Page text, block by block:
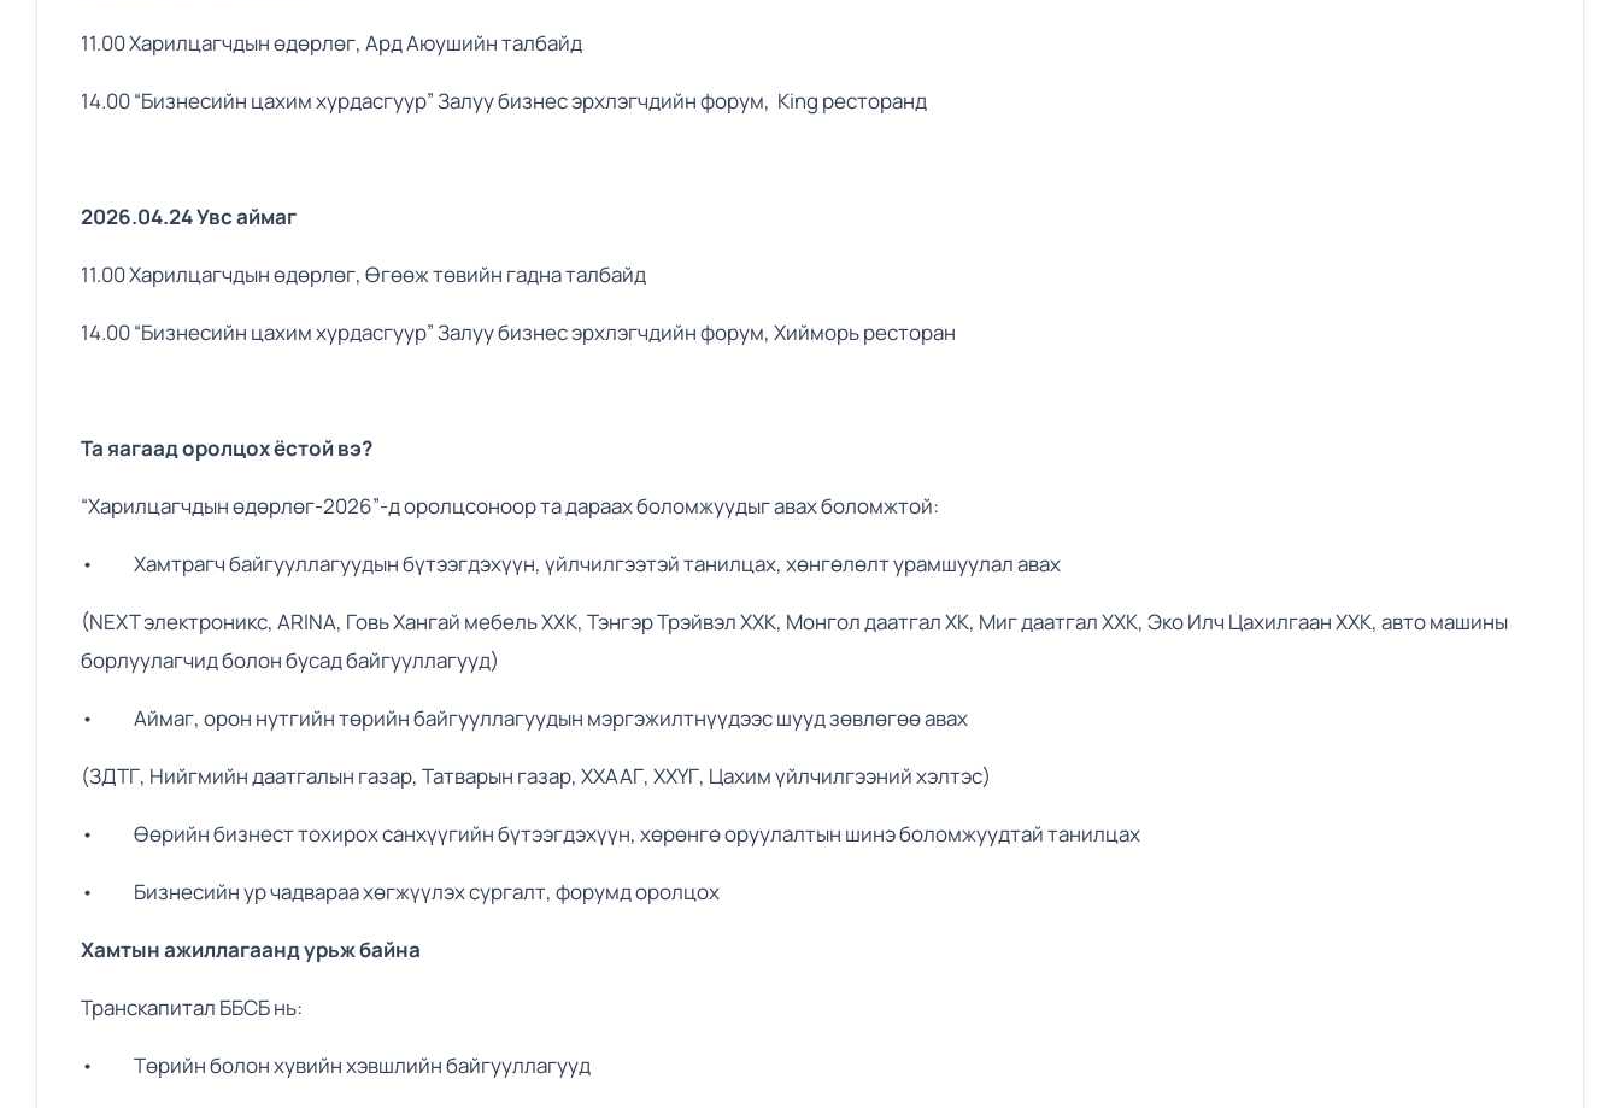
11.00 Харилцагчдын өдөрлөг, Ард Аюушийн талбайд
14.00 “Бизнесийн цахим хурдасгуур” Залуу бизнес эрхлэгчдийн форум, King ресторанд
2026.04.24 Увс аймаг
11.00 Харилцагчдын өдөрлөг, Өгөөж төвийн гадна талбайд
14.00 “Бизнесийн цахим хурдасгуур” Залуу бизнес эрхлэгчдийн форум, Хийморь ресторан
Та яагаад оролцох ёстой вэ?
“Харилцагчдын өдөрлөг-2026”-д оролцсоноор та дараах боломжуудыг авах боломжтой:
• Хамтрагч байгууллагуудын бүтээгдэхүүн, үйлчилгээтэй танилцах, хөнгөлөлт урамшуулал авах
(NEXT электроникс, ARINA, Говь Хангай мебель ХХК, Тэнгэр Трэйвэл ХХК, Монгол даатгал ХК, Миг даатгал ХХК, Эко Илч Цахилгаан ХХК, авто машины
борлуулагчид болон бусад байгууллагууд)
• Аймаг, орон нутгийн төрийн байгууллагуудын мэргэжилтнүүдээс шууд зөвлөгөө авах
(ЗДТГ, Нийгмийн даатгалын газар, Татварын газар, ХХААГ, ХХҮГ, Цахим үйлчилгээний хэлтэс)
• Өөрийн бизнест тохирох санхүүгийн бүтээгдэхүүн, хөрөнгө оруулалтын шинэ боломжуудтай танилцах
• Бизнесийн ур чадвараа хөгжүүлэх сургалт, форумд оролцох
Хамтын ажиллагаанд урьж байна
Транскапитал ББСБ нь:
• Төрийн болон хувийн хэвшлийн байгууллагууд